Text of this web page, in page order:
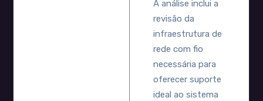
A análise inclui a
revisão da
infraestrutura de
rede com fio
necessária para
oferecer suporte
ideal ao sistema